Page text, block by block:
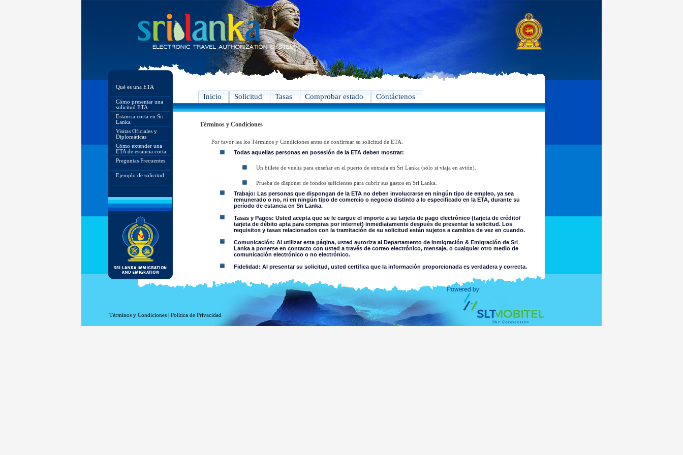
Qué es una ETA
Cómo presentar una
solicitud ETA
Estancia corta en Sri
Lanka
Visitas Oficiales y
Diplomáticas
Cómo extender una
ETA de estancia corta
Preguntas Frecuentes
Ejemplo de solicitud
Inicio Solicitud Tasas Comprobar estado Contáctenos
Términos y Condiciones
Por favor lea los Términos y Condiciones antes de confirmar su solicitud de ETA.
Todas aquellas personas en posesión de la ETA deben mostrar:
Un billete de vuelta para enseñar en el puerto de entrada en Sri Lanka (sólo si viaja en avión).
Prueba de disponer de fondos suficientes para cubrir sus gastos en Sri Lanka.
Trabajo: Las personas que dispongan de la ETA no deben involucrarse en ningún tipo de empleo, ya sea
remunerado o no, ni en ningún tipo de comercio o negocio distinto a lo especificado en la ETA, durante su
período de estancia en Sri Lanka.
Tasas y Pagos: Usted acepta que se le cargue el importe a su tarjeta de pago electrónico (tarjeta de crédito/
tarjeta de débito apta para compras por internet) inmediatamente después de presentar la solicitud. Los
requisitos y tasas relacionados con la tramitación de su solicitud están sujetos a cambios de vez en cuando.
Comunicación: Al utilizar esta página, usted autoriza al Departamento de Inmigración & Emigración de Sri
Lanka a ponerse en contacto con usted a través de correo electrónico, mensaje, o cualquier otro medio de
comunicación electrónico o no electrónico.
Fidelidad: Al presentar su solicitud, usted certifica que la información proporcionada es verdadera y correcta.
Restricciones de uso: No debe usar esta página para otro fin distinto al estipulado.
Aviso Legal:
Al utilizar esta página web usted acepta
El Departamento de Inmigración & Emigración de Sri Lanka no acepta responsabilidad alguna por la integridad o exactitud
Términos y Condiciones | Política de Privacidad